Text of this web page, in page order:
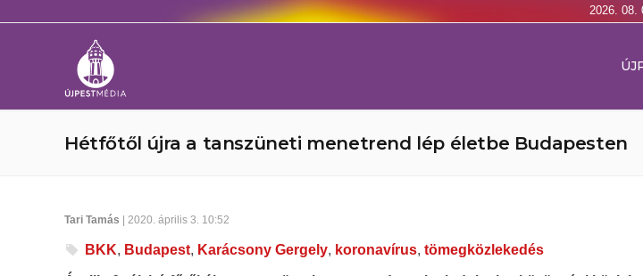
2026. 08.
Hétfőtől újra a tanszüneti menetrend lép életbe Budapesten
Tari Tamás | 2020. április 3. 10:52
BKK, Budapest, Karácsony Gergely, koronavírus, tömegközlekedés